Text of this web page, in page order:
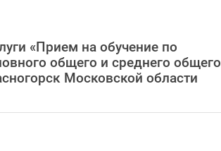
«Прием на обучение по
общего и среднего общего
Московской области